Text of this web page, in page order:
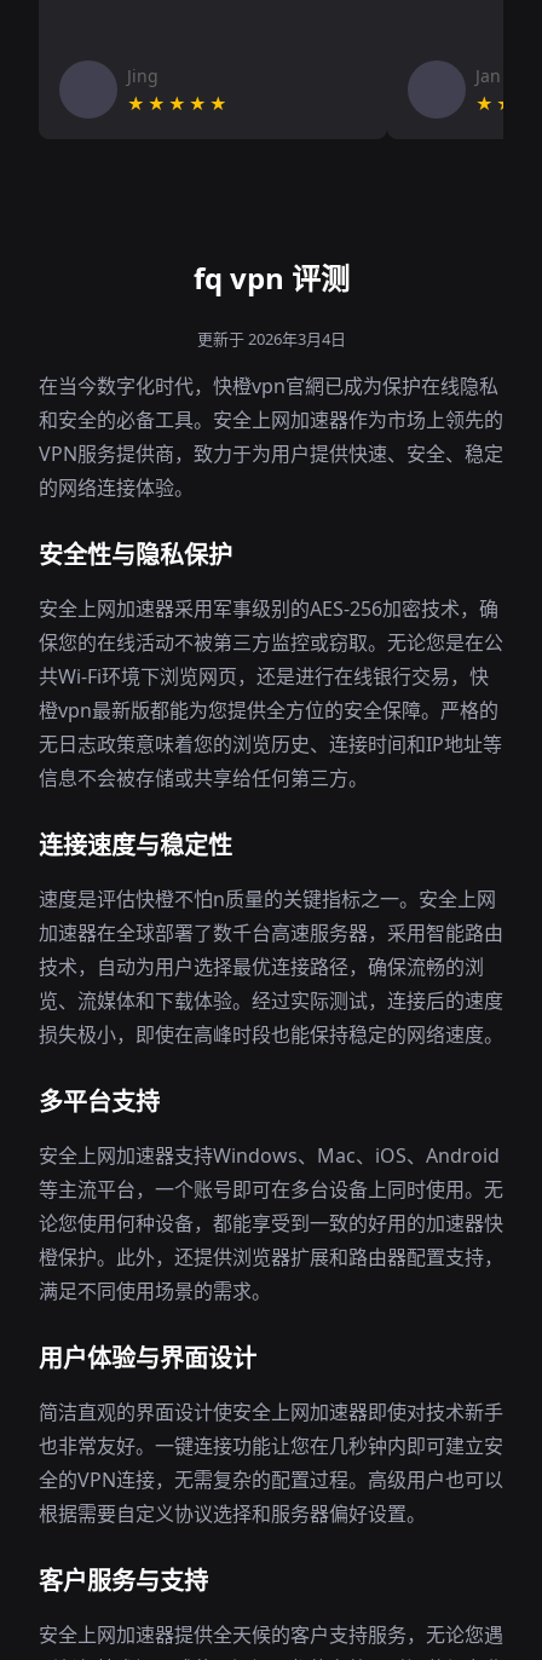
Jing
★★★★★
Jan V
fq vpn 评测
更新于 2026年3月4日
在当今数字化时代，快橙vpn官網已成为保护在线隐私
和安全的必备工具。安全上网加速器作为市场上领先的
VPN服务提供商，致力于为用户提供快速、安全、稳定
的网络连接体验。
安全性与隐私保护
安全上网加速器采用军事级别的AES-256加密技术，确
保您的在线活动不被第三方监控或窃取。无论您是在公
共Wi-Fi环境下浏览网页，还是进行在线银行交易，快
橙vpn最新版都能为您提供全方位的安全保障。严格的
无日志政策意味着您的浏览历史、连接时间和IP地址等
信息不会被存储或共享给任何第三方。
连接速度与稳定性
速度是评估快橙不怕n质量的关键指标之一。安全上网
加速器在全球部署了数千台高速服务器，采用智能路由
技术，自动为用户选择最优连接路径，确保流畅的浏
览、流媒体和下载体验。经过实际测试，连接后的速度
损失极小，即使在高峰时段也能保持稳定的网络速度。
多平台支持
安全上网加速器支持Windows、Mac、iOS、Android
等主流平台，一个账号即可在多台设备上同时使用。无
论您使用何种设备，都能享受到一致的好用的加速器快
橙保护。此外，还提供浏览器扩展和路由器配置支持，
满足不同使用场景的需求。
用户体验与界面设计
简洁直观的界面设计使安全上网加速器即使对技术新手
也非常友好。一键连接功能让您在几秒钟内即可建立安
全的VPN连接，无需复杂的配置过程。高级用户也可以
根据需要自定义协议选择和服务器偏好设置。
客户服务与支持
安全上网加速器提供全天候的客户支持服务，无论您遇